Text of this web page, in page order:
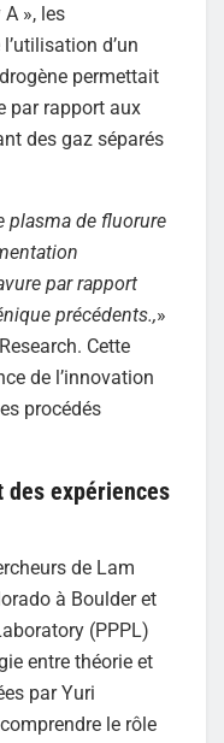
», les
d’un
permettait
par rapport aux
des gaz séparés
plasma de fluorure
par rapport
précédents.,»
Cette
de l’innovation
procédés
des expériences
de Lam
à Boulder et
(PPPL)
entre théorie et
par Yuri
le rôle